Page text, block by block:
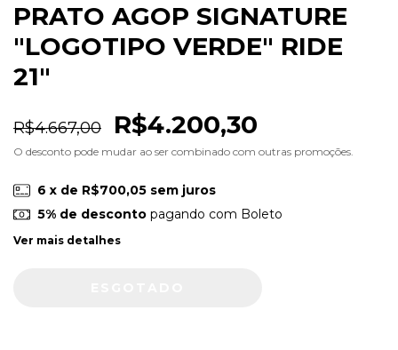
PRATO AGOP SIGNATURE
"LOGOTIPO VERDE" RIDE
21"
R$4.667,00 R$4.200,30
O desconto pode mudar ao ser combinado com outras promoções.
6 x de R$700,05 sem juros
5% de descontopagando com Boleto
Ver mais detalhes